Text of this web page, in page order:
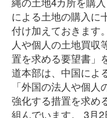
による土地の購入に
付け加えておきます
人や個人の土地買収
置を求める要望書」
道本部は、中国によ
「外国の法人や個
強化する措置を求め
組んでいます。 3月2